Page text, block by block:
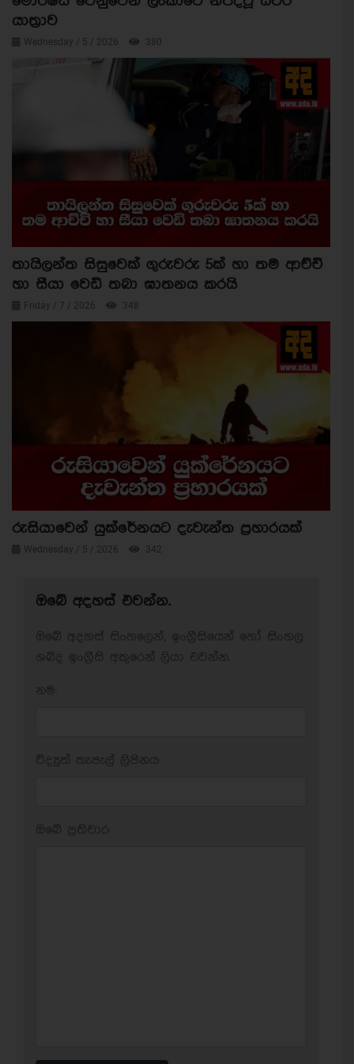
යාත්‍රාව
Wednesday / 5 / 2026 380
තායිලන්ත සිසුවෙක් ගුරුවරු 5ක් හා තම ආච්චි
හා සීයා වෙඩි තබා ඝාතනය කරයි
Friday / 7 / 2026 348
රුසියාවෙන් යුක්රේනයට දැවැන්ත ප්‍රහාරයක්
Wednesday / 5 / 2026 342
ඔබේ අදහස් එවන්න.